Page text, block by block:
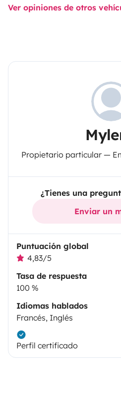
Ver opiniones de otros
Propietario particular —
¿Tienes una
Enviar un
Puntuación global
4,83/5
Tasa de respuesta
100 %
Idiomas hablados
Francés, Inglés
Perfil certificado